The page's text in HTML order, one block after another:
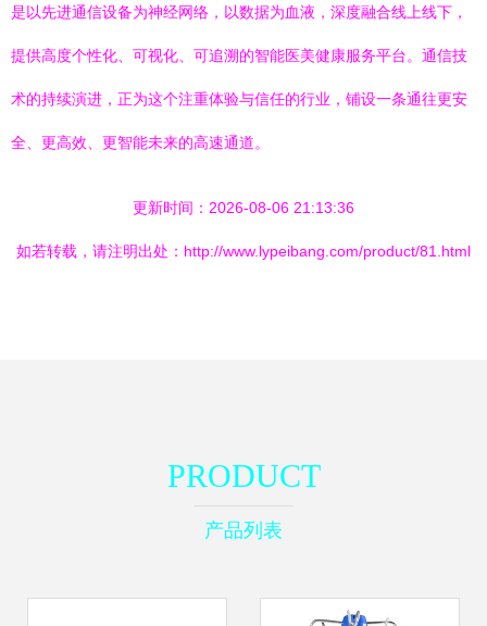
是以先进通信设备为神经网络，以数据为血液，深度融合线上线下，
提供高度个性化、可视化、可追溯的智能医美健康服务平台。通信技
术的持续演进，正为这个注重体验与信任的行业，铺设一条通往更安
全、更高效、更智能未来的高速通道。
更新时间：2026-08-06 21:13:36
如若转载，请注明出处：http://www.lypeibang.com/product/81.html
PRODUCT
产品列表